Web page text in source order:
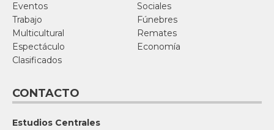
Eventos
Sociales
Trabajo
Fúnebres
Multicultural
Remates
Espectáculo
Economía
Clasificados
CONTACTO
Estudios Centrales